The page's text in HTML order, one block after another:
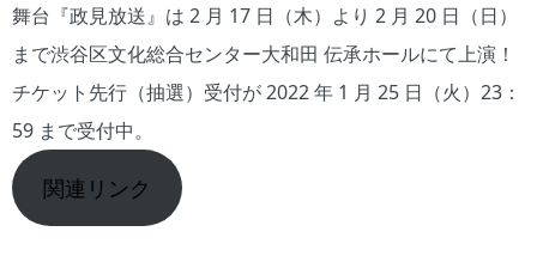
舞台『政見放送』は 2 月 17 日（木）より 2 月 20 日（日）
まで渋谷区文化総合センター大和田 伝承ホールにて上演！
チケット先行（抽選）受付が 2022 年 1 月 25 日（火）23：
59 まで受付中。
関連リンク